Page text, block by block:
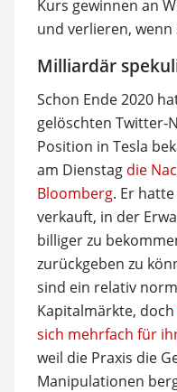
Kurs gewinnen an
und verlieren, wenn
Milliardär
Schon Ende 2020
gelöschten Twitter-
Position in Tesla
am Dienstag die
Bloomberg. Er
verkauft, in der
billiger zu
zurückgeben zu
sind ein relativ
Kapitalmärkte, doch
sich mehrfach für
weil die Praxis die
Manipulationen